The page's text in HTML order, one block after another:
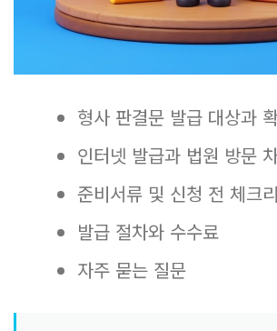
형사 판결문 발급 대상과
인터넷 발급과 법원 방문
준비서류 및 신청 전 체크
발급 절차와 수수료
자주 묻는 질문